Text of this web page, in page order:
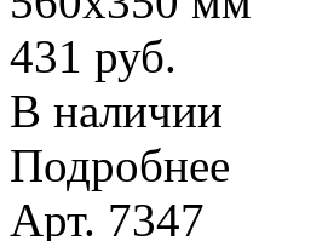
431 руб.
В наличии
Подробнее
Арт. 7347